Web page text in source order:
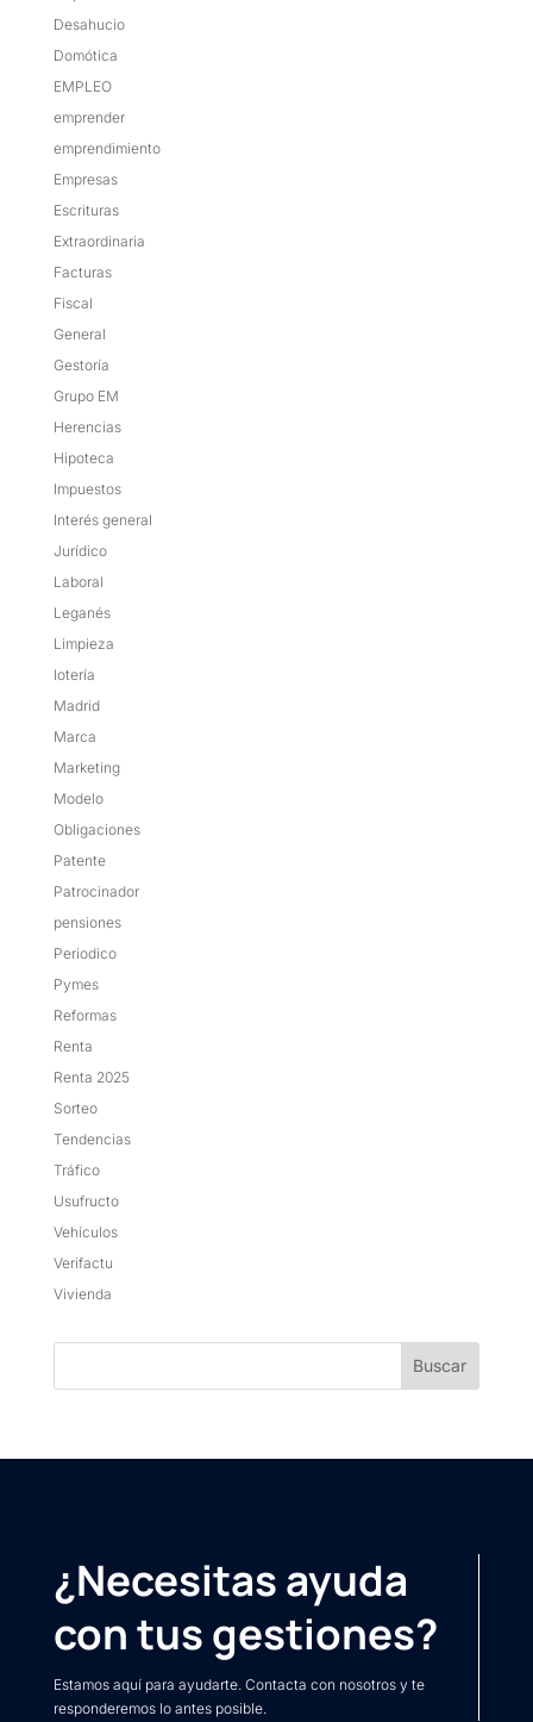
Desahucio
Domótica
EMPLEO
emprender
emprendimiento
Empresas
Escrituras
Extraordinaria
Facturas
Fiscal
General
Gestoría
Grupo EM
Herencias
Hipoteca
Impuestos
Interés general
Jurídico
Laboral
Leganés
Limpieza
lotería
Madrid
Marca
Marketing
Modelo
Obligaciones
Patente
Patrocinador
pensiones
Periodico
Pymes
Reformas
Renta
Renta 2025
Sorteo
Tendencias
Tráfico
Usufructo
Vehículos
Verifactu
Vivienda
¿Necesitas ayuda
con tus gestiones?
Estamos aquí para ayudarte. Contacta con nosotros y te
responderemos lo antes posible.